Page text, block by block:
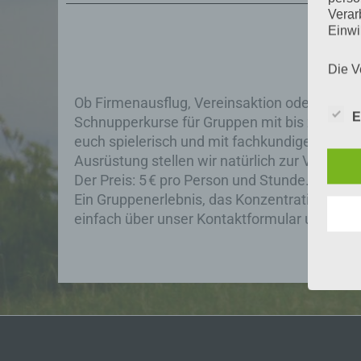
Ob Firmenausflug, Vereinsaktion oder
Schnupperkurse für Gruppen mit bis zu 15
euch spielerisch und mit fachkundiger
Ausrüstung stellen wir natürlich zur
Der Preis: 5 € pro Person und Stunde.
Ein Gruppenerlebnis, das Konzentration,
einfach über unser Kontaktformular und
Die
und
uns
und